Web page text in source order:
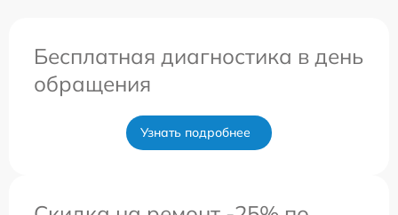
Бесплатная диагностика в день
обращения
Узнать подробнее